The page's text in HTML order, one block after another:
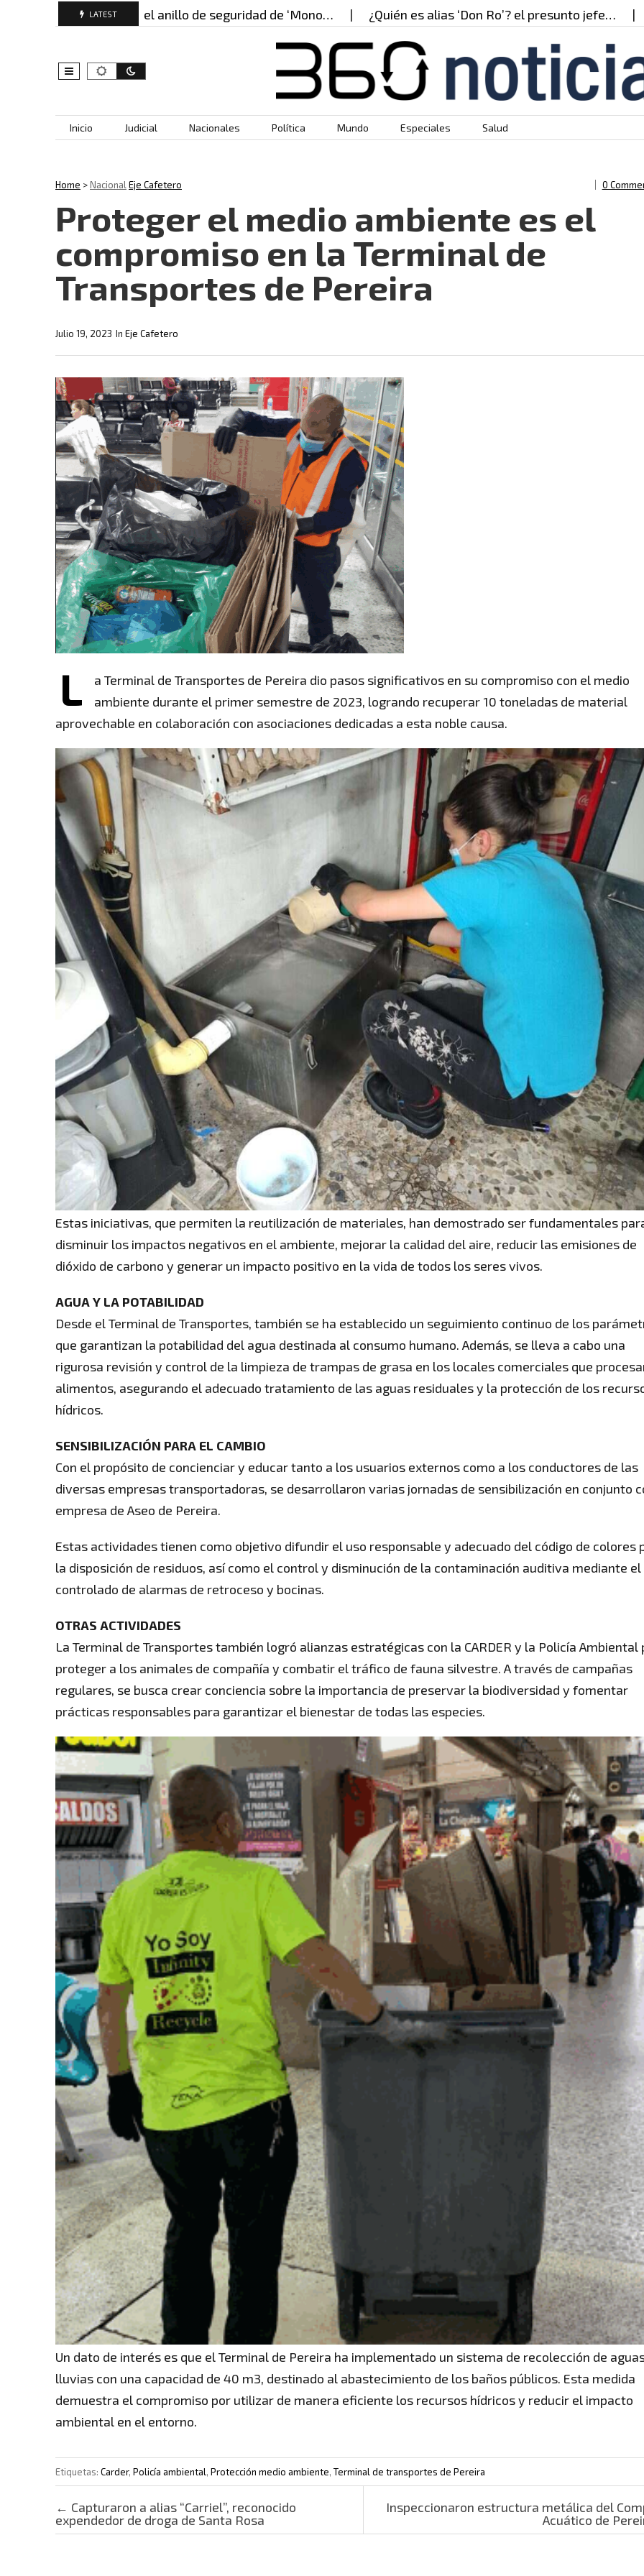
LATEST
nombres del anillo de seguridad de ‘Mono… ¿Quién es alias ‘Don Ro’? el presunto jefe… Alias
Skip to content
Inicio Judicial Nacionales Política Mundo Especiales Salud
Home >NacionalEje Cafetero 0
Proteger el medio ambiente es el
compromiso en la Terminal de
Transportes de Pereira
In Eje Cafetero
Julio 19, 2023
L
a Terminal de Transportes de Pereira dio pasos significativos en su compromiso con el medio
ambiente durante el primer semestre de 2023, logrando recuperar 10 toneladas de material
aprovechable en colaboración con asociaciones dedicadas a esta noble causa.
Estas iniciativas, que permiten la reutilización de materiales, han demostrado ser fundamentales
disminuir los impactos negativos en el ambiente, mejorar la calidad del aire, reducir las emisiones de
dióxido de carbono y generar un impacto positivo en la vida de todos los seres vivos.
AGUA Y LA POTABILIDAD
Desde el Terminal de Transportes, también se ha establecido un seguimiento continuo de los
que garantizan la potabilidad del agua destinada al consumo humano. Además, se lleva a cabo una
rigurosa revisión y control de la limpieza de trampas de grasa en los locales comerciales que
alimentos, asegurando el adecuado tratamiento de las aguas residuales y la protección de los
hídricos.
SENSIBILIZACIÓN PARA EL CAMBIO
Con el propósito de concienciar y educar tanto a los usuarios externos como a los conductores de las
diversas empresas transportadoras, se desarrollaron varias jornadas de sensibilización en conjunto
empresa de Aseo de Pereira.
Estas actividades tienen como objetivo difundir el uso responsable y adecuado del código de colores
la disposición de residuos, así como el control y disminución de la contaminación auditiva mediante el
controlado de alarmas de retroceso y bocinas.
OTRAS ACTIVIDADES
La Terminal de Transportes también logró alianzas estratégicas con la CARDER y la Policía Ambiental
proteger a los animales de compañía y combatir el tráfico de fauna silvestre. A través de campañas
regulares, se busca crear conciencia sobre la importancia de preservar la biodiversidad y fomentar
prácticas responsables para garantizar el bienestar de todas las especies.
Un dato de interés es que el Terminal de Pereira ha implementado un sistema de recolección de
lluvias con una capacidad de 40 m3, destinado al abastecimiento de los baños públicos. Esta medida
demuestra el compromiso por utilizar de manera eficiente los recursos hídricos y reducir el impacto
ambiental en el entorno.
Etiquetas: Carder, Policía ambiental, Protección medio ambiente, Terminal de transportes de Pereira
Post navigation
← Capturaron a alias “Carriel”, reconocido
expendedor de droga de Santa Rosa
Inspeccionaron estructura metálica del
Acuático de